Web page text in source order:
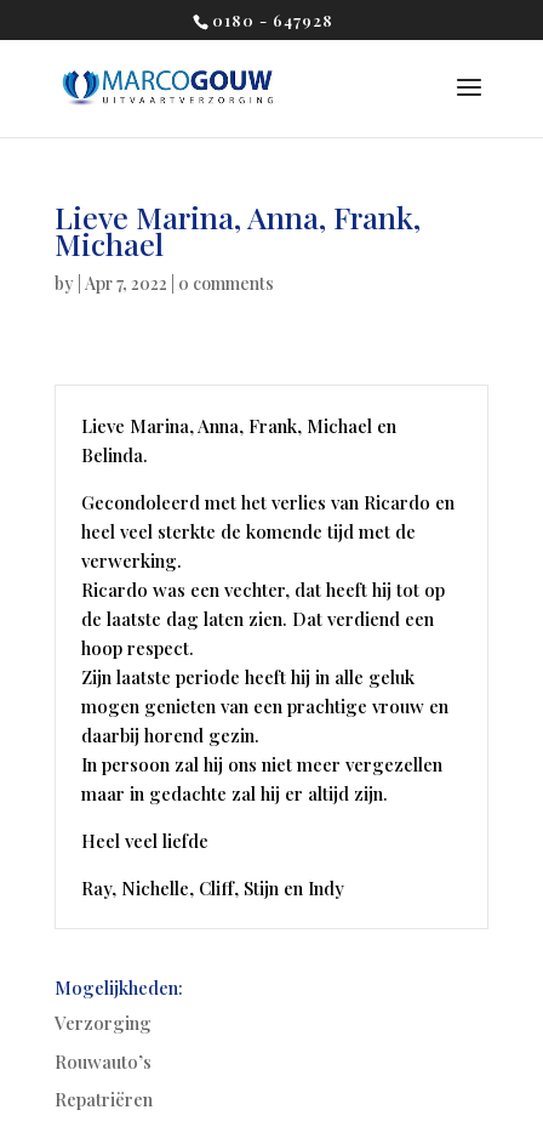
0180 - 647928
Lieve Marina, Anna, Frank,
Michael
by Apr 7, 2022 0 comments
Lieve Marina, Anna, Frank, Michael en
Belinda.
Gecondoleerd met het verlies van Ricardo en
heel veel sterkte de komende tijd met de
verwerking.
Ricardo was een vechter, dat heeft hij tot op
de laatste dag laten zien. Dat verdiend een
hoop respect.
Zijn laatste periode heeft hij in alle geluk
mogen genieten van een prachtige vrouw en
daarbij horend gezin.
In persoon zal hij ons niet meer vergezellen
maar in gedachte zal hij er altijd zijn.
Heel veel liefde
Ray, Nichelle, Cliff, Stijn en Indy
Mogelijkheden:
Verzorging
Rouwauto’s
Repatriëren